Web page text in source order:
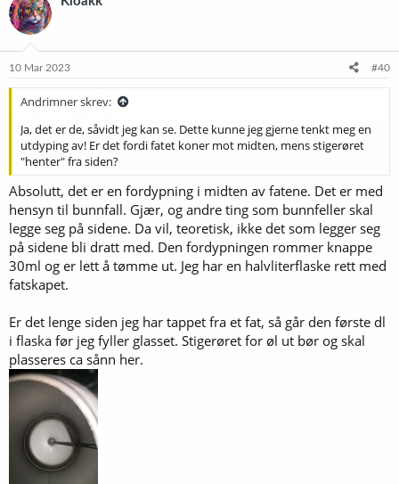
10 Mar 2023 #40
Andrimner skrev:
Ja, det er de, såvidt jeg kan se. Dette kunne jeg gjerne tenkt meg en
utdyping av! Er det fordi fatet koner mot midten, mens stigerøret
"henter" fra siden?
Absolutt, det er en fordypning i midten av fatene. Det er med
hensyn til bunnfall. Gjær, og andre ting som bunnfeller skal
legge seg på sidene. Da vil, teoretisk, ikke det som legger seg
på sidene bli dratt med. Den fordypningen rommer knappe
30ml og er lett å tømme ut. Jeg har en halvliterflaske rett med
fatskapet.
Er det lenge siden jeg har tappet fra et fat, så går den første dl
i flaska før jeg fyller glasset. Stigerøret for øl ut bør og skal
plasseres ca sånn her.